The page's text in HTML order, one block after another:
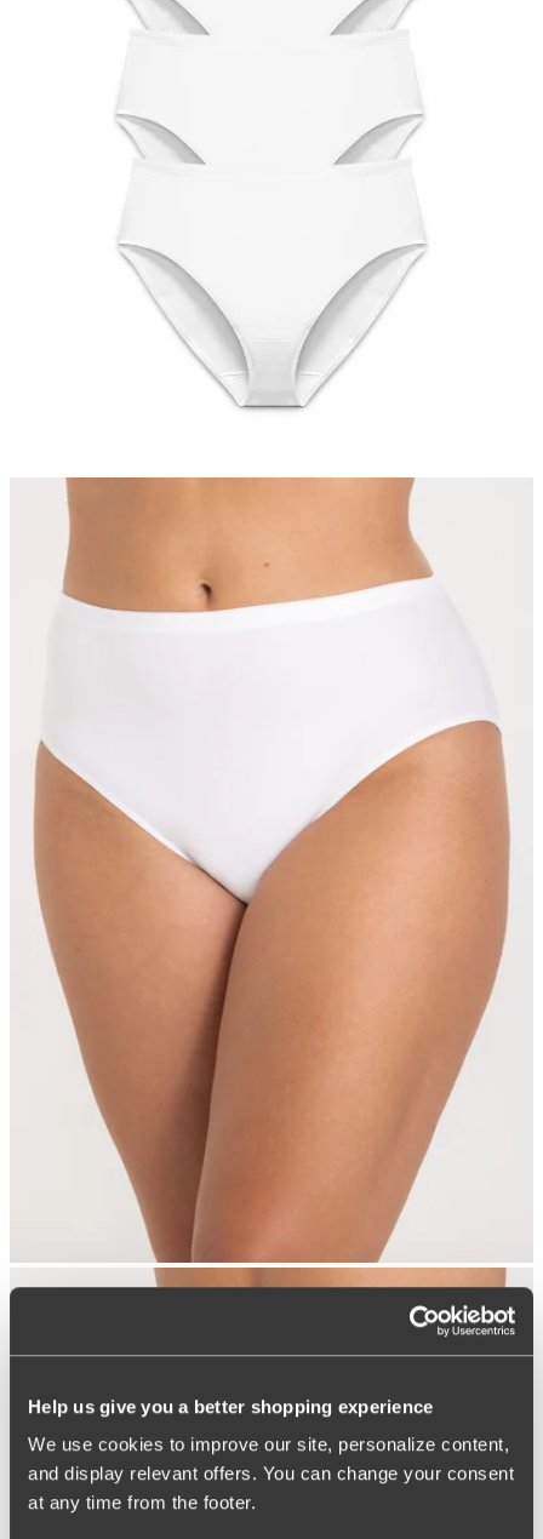
Help us give you a better shopping experience
We use cookies to improve our site, personalize content,
and display relevant offers. You can change your consent
at any time from the footer.